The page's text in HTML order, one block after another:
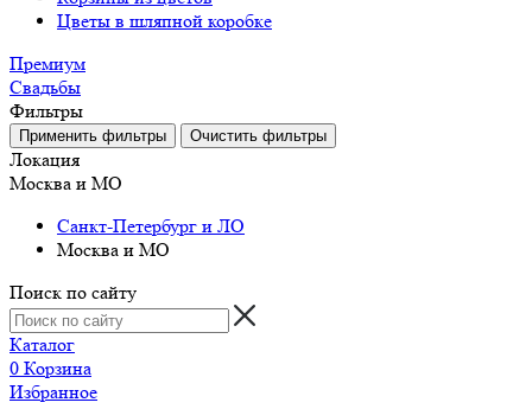
Цветы в шляпной коробке
Премиум
Свадьбы
Фильтры
Локация
Москва и МО
Санкт-Петербург и ЛО
Москва и МО
Поиск по сайту
Каталог
0 Корзина
Избранное